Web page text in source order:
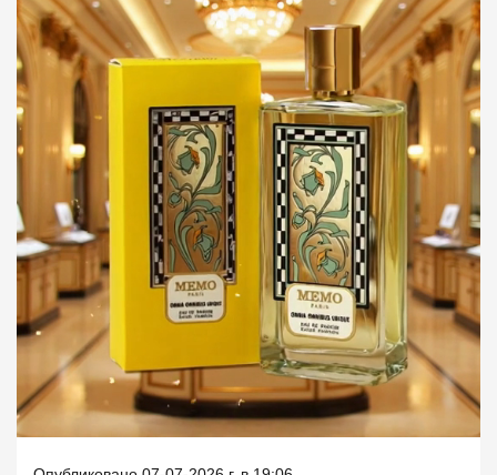
ВВЕДИТЕ И НАЖМИТЕ ENTER